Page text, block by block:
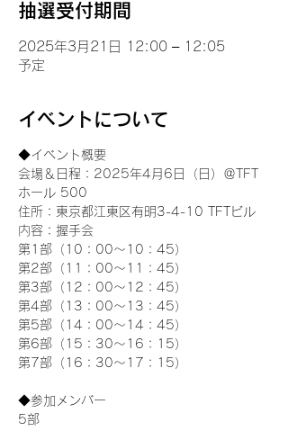
抽選受付期間
2025年3月21日 12:00 – 12:05
予定
イベントについて
◆イベント概要
会場＆日程：2025年4月6日（日）＠TFT
ホール 500
住所：東京都江東区有明3-4-10 TFTビル
内容：握手会
第1部（10：00～10：45）
第2部（11：00～11：45）
第3部（12：00～12：45）
第4部（13：00～13：45）
第5部（14：00～14：45）
第6部（15：30～16：15）
第7部（16：30～17：15）
◆参加メンバー
5部